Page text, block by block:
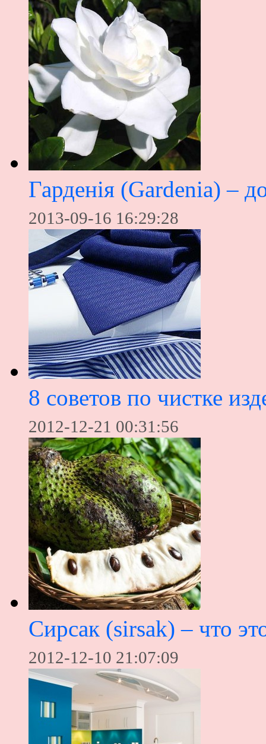
Гарденія (Gardenia) –
2013-09-16 16:29:28
8 советов по чистке
2012-12-21 00:31:56
Сирсак (sirsak) – что
2012-12-10 21:07:09